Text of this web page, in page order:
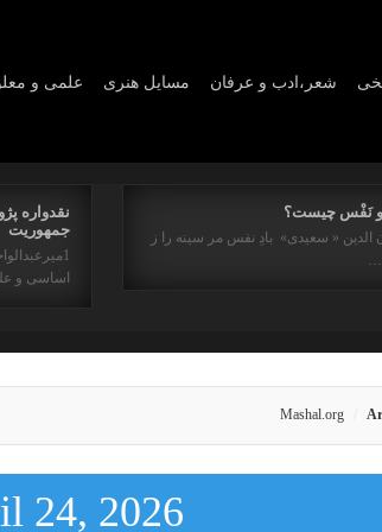
علمی و مسايل هنری شعر،ادب و عرفان
نقدواره
جمهوریت
اساسی و
و نَفْس چیست؟
الدین « سعیدی» بادِ نفس مر سینه را ز
Mashal.org
24, 2026